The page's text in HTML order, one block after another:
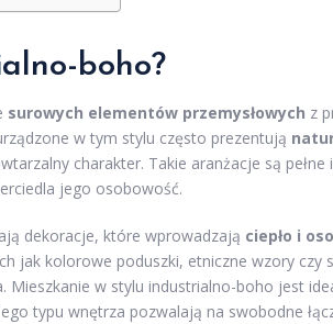
boho?
surowych elementów przemysłowych z
w tym stylu często prezentują
charakter. Takie aranżacje są pełne
jego osobowość.
dekoracje, które wprowadzają ciepło i
jak kolorowe poduszki, etniczne wzory czy
Mieszkanie w stylu industrialno-boho jest
typu wnętrza pozwalają na swobodne